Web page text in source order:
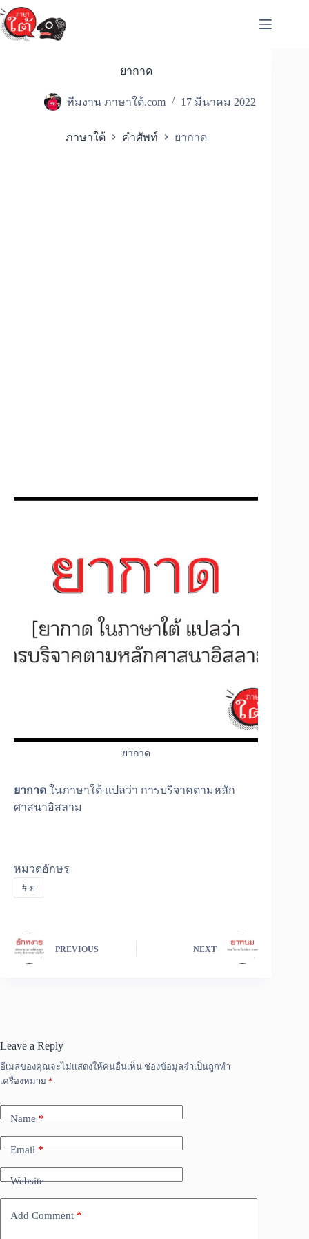
Skip
to
content
ยากาด
ทีมงาน ภาษาใต้.com 17 มีนาคม 2022
ภาษาใต้ คำศัพท์ ยากาด
ยากาด
ยากาด ในภาษาใต้ แปลว่า การบริจาคตามหลัก
ศาสนาอิสลาม
หมวดอักษร
#ย
PREVIOUS NEXT
Leave a Reply
อีเมลของคุณจะไม่แสดงให้คนอื่นเห็น ช่องข้อมูลจำเป็นถูกทำ
เครื่องหมาย *
Name*
Email*
Website
Add Comment *